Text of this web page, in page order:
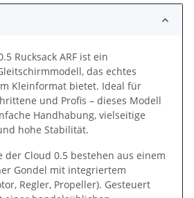
Rucksack ARF ist ein
das echtes
Kleinformat bietet. Ideal für
und Profis – dieses Modell
Handhabung, vielseitige
hohe Stabilität.
der Cloud 0.5 bestehen aus einem
Gondel mit integriertem
Regler, Propeller). Gesteuert